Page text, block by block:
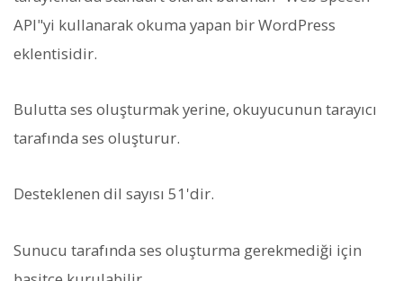
API"yi kullanarak okuma yapan bir WordPress
eklentisidir.
Bulutta ses oluşturmak yerine, okuyucunun tarayıcı
tarafında ses oluşturur.
Desteklenen dil sayısı 51'dir.
Sunucu tarafında ses oluşturma gerekmediği için